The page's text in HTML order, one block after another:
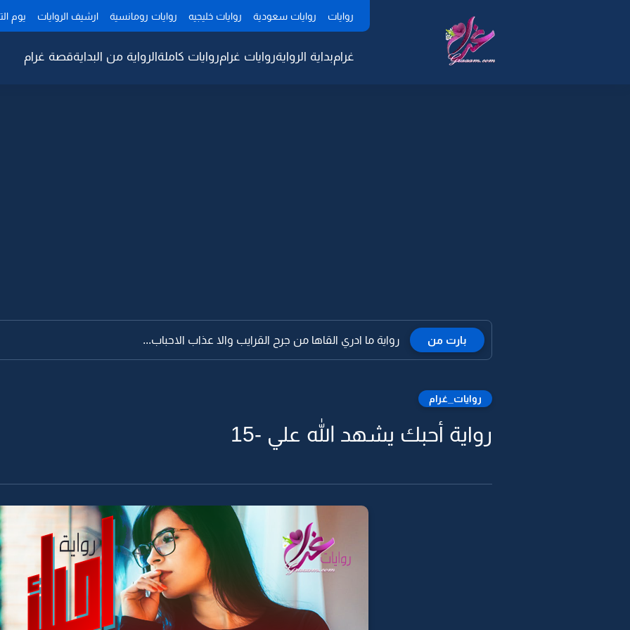
روايات روايات سعودية روايات خليجيه روايات رومانسية ارشيف الروايات يوم
غرامبداية الروايةروايات غرامروايات كاملةالرواية من البدايةقصة غرام
بارت من رواية ما ادري القاها من جرح القرايب والا عذاب الاحباب...
روايات_غرام
رواية أحبك يشهد الله علي -15